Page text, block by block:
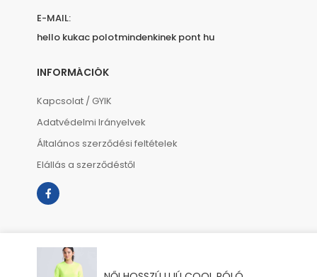
E-MAIL:
hello kukac polotmindenkinek pont hu
INFORMÁCIÓK
Kapcsolat / GYIK
Adatvédelmi Irányelvek
Általános szerződési feltételek
Elállás a szerződéstől